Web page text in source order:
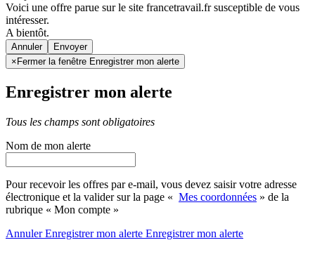
Voici une offre parue sur le site francetravail.fr susceptible de vous
intéresser.
A bientôt.
Annuler
× Fermer la fenêtre Enregistrer mon alerte
Enregistrer mon alerte
Tous les champs sont obligatoires
Nom de mon alerte
Pour recevoir les offres par e-mail, vous devez saisir votre adresse
électronique et la valider sur la page « Mes coordonnées » de la
rubrique « Mon compte »
AnnulerEnregistrer mon alerte Enregistrermon alerte